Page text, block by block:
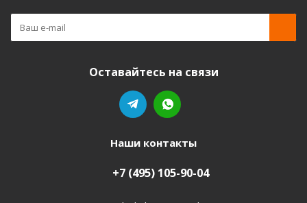
Оставайтесь на связи
Наши контакты
+7 (495) 105-90-04